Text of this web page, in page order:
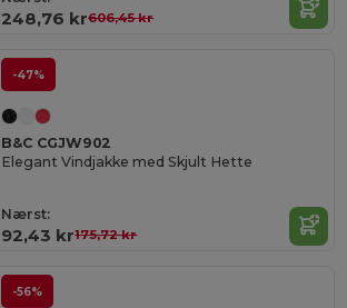
248,76 kr606,45 kr
-47%
B&C CGJW902
Elegant Vindjakke med Skjult Hette
Nærst:
92,43 kr175,72 kr
-56%